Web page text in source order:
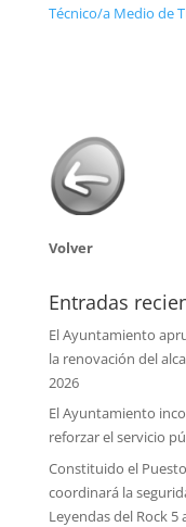
Técnico/a Medio de
Volver
Entradas
El Ayuntamiento
la renovación del
2026
El Ayuntamiento
reforzar el servicio
Constituido el
coordinará la
Leyendas del Rock 5